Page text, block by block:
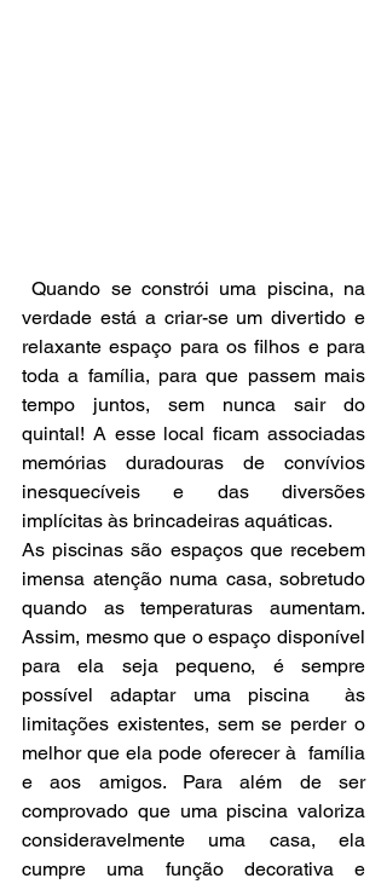
Quando se constrói uma piscina, na
verdade está a criar-se um divertido e
relaxante espaço para os filhos e para
toda a família, para que passem mais
tempo juntos, sem nunca sair do
quintal! A esse local ficam associadas
memórias duradouras de convívios
inesquecíveis e das diversões
implícitas às brincadeiras aquáticas.
As piscinas são espaços que recebem
imensa atenção numa casa, sobretudo
quando as temperaturas aumentam.
Assim, mesmo que o espaço disponível
para ela seja pequeno, é sempre
possível adaptar uma piscina  às
limitações existentes, sem se perder o
melhor que ela pode oferecer à  família
e aos amigos. Para além de ser
comprovado que uma piscina valoriza
consideravelmente uma casa, ela
cumpre uma função decorativa e